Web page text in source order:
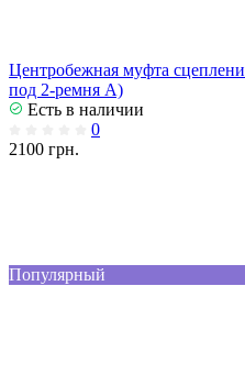
Центробежная муфта
под 2-ремня А)
Есть в наличии
0
2100 грн.
Популярный